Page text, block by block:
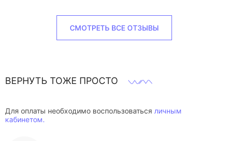
СМОТРЕТЬ ВСЕ ОТЗЫВЫ
ВЕРНУТЬ ТОЖЕ ПРОСТО
Для оплаты необходимо воспользоваться личным
кабинетом.